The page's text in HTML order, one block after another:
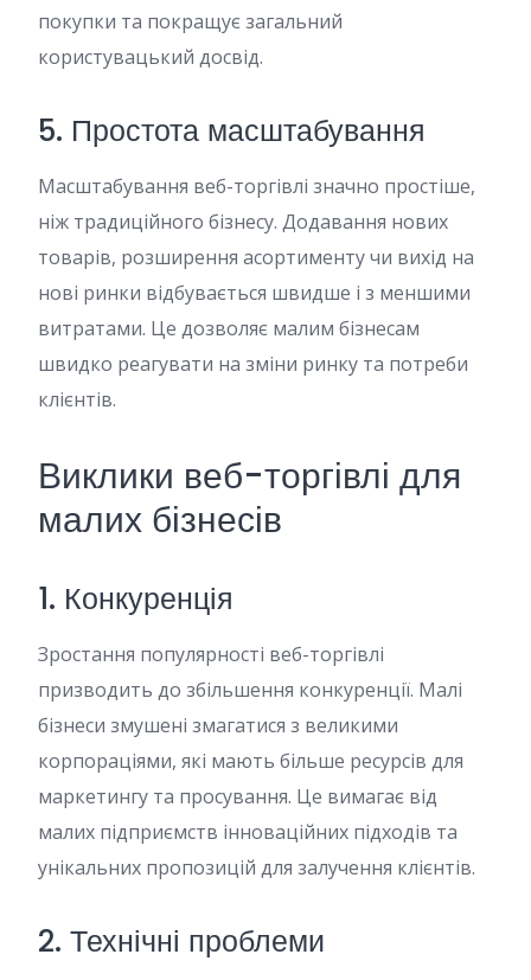
покупки та покращує загальний
користувацький досвід.
5. Простота масштабування
Масштабування веб-торгівлі значно простіше,
ніж традиційного бізнесу. Додавання нових
товарів, розширення асортименту чи вихід на
нові ринки відбувається швидше і з меншими
витратами. Це дозволяє малим бізнесам
швидко реагувати на зміни ринку та потреби
клієнтів.
Виклики веб-торгівлі для
малих бізнесів
1. Конкуренція
Зростання популярності веб-торгівлі
призводить до збільшення конкуренції. Малі
бізнеси змушені змагатися з великими
корпораціями, які мають більше ресурсів для
маркетингу та просування. Це вимагає від
малих підприємств інноваційних підходів та
унікальних пропозицій для залучення клієнтів.
2. Технічні проблеми